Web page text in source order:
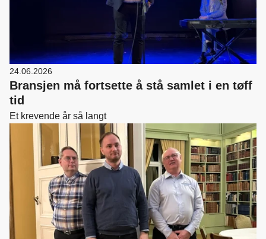
24.06.2026
Bransjen må fortsette å stå samlet i en tøff
tid
Et krevende år så langt